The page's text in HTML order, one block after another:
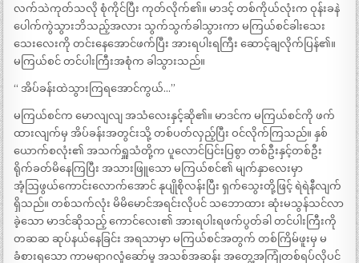
လက်သဲကုတ်သလို စုံကိုင်ပြီး ကုတ်လိုက်၏။ မာဒင့် တစ်ကိုယ်လုံးက ဝုန်းခနဲ
ပေါက်ကွဲသွားဘိသည့်အလား သွက်သွက်ခါသွားကာ မကြယ်စင်ခါးသေး
သေးလေးကို တင်းနေအောင်ဖက်ပြီး အားရပါးရကြီး ဆောင့်ချလိုက်ပြန်၏။
မကြယ်စင် တင်ပါးကြီးအစုံက ခါသွားသည်။
“ အိပ်ခန်းထဲသွားကြရအောင်ကွယ်…”
မကြယ်စင်က မောလျလျ အသံလေးနှင့်ဆို၏။ မာဒင်က မကြယ်စင်ကို ဖက်
ထားလျက်မှ အိပ်ခန်းအတွင်းသို့ တစ်ပတ်လှည့်ပြီး ဝင်လိုက်ကြသည်။ နှစ်
ယောက်စလုံး၏ အသက်ရှူသံတို့က ပူလောင်ပြင်းပြစွာ တစ်ဦးနှင့်တစ်ဦး
ရိုက်ခတ်မိနေကြပြီး အသားဖြူသော မကြယ်စင်၏ မျက်နှာလေးမှာ
အံ့ဩဖွယ်ကောင်းလောက်အောင် နုပျိုစိုလန်းပြီး ရှက်သွေးတို့ဖြင့် ရဲရဲနီလျက်
ရှိသည်။ တစ်သက်လုံး မိမိမောင်အရင်းလိုပင် သဘောထား ဆုံးမသွန်သင်လာ
ခဲ့သော မာဒင်ဆိုသည့် ကောင်လေး၏ အားရပါးရဖက်ပွတ်ခါ တင်ပါးကြီးကို
တဆဆ ဆုပ်နယ်နေခြင်း အရသာမှာ မကြယ်စင်အတွက် တစ်ကြိမ်ဖူးမှ မ
ခံစားရသော ကာမရာဂလှုံဆော်မှု အသစ်အဆန်း အတွေ့အကြုံတစ်ရပ်လိုပင်